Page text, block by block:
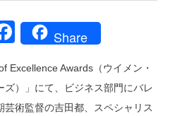
F
c
e
Share
Excellence Awards（ウイメン・
）」にて、ビジネス部門にバレ
芸術監督の吉田都、スペシャリス